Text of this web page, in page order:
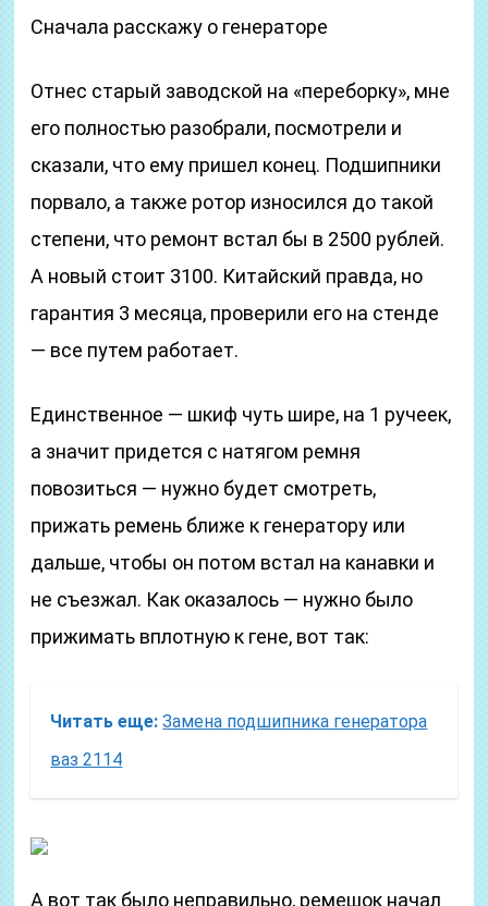
Сначала расскажу о генераторе
Отнес старый заводской на «переборку», мне
его полностью разобрали, посмотрели и
сказали, что ему пришел конец. Подшипники
порвало, а также ротор износился до такой
степени, что ремонт встал бы в 2500 рублей.
А новый стоит 3100. Китайский правда, но
гарантия 3 месяца, проверили его на стенде
— все путем работает.
Единственное — шкиф чуть шире, на 1 ручеек,
а значит придется с натягом ремня
повозиться — нужно будет смотреть,
прижать ремень ближе к генератору или
дальше, чтобы он потом встал на канавки и
не съезжал. Как оказалось — нужно было
прижимать вплотную к гене, вот так:
Читать еще: Замена подшипника генератора
ваз 2114
А вот так было неправильно, ремешок начал